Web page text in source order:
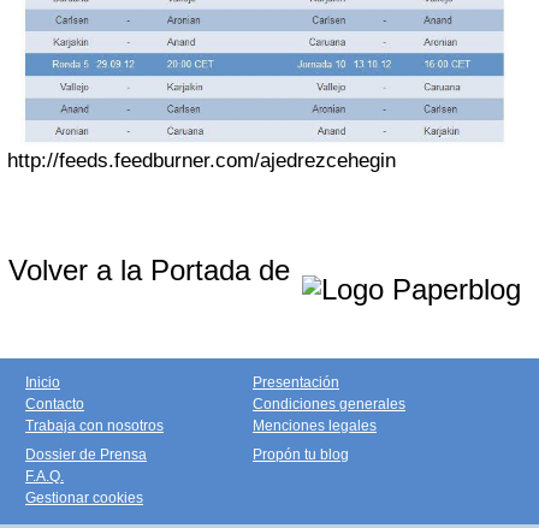
http://feeds.feedburner.com/ajedrezcehegin
Volver a la Portada de
Inicio
Contacto
Trabaja con nosotros
Presentación
Condiciones generales
Menciones legales
Dossier de Prensa
F.A.Q.
Gestionar cookies
Propón tu blog